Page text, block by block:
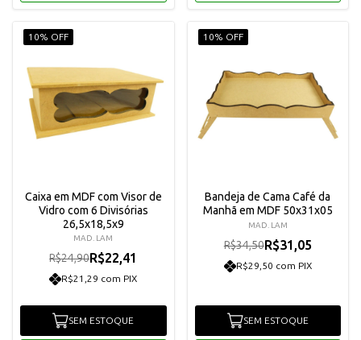
10% OFF
Caixa em MDF com Visor de
Vidro com 6 Divisórias
26,5x18,5x9
MAD. LAM
R$24,90R$22,41
R$21,29 com PIX
SEM ESTOQUE
10% OFF
Bandeja de Cama Café da
Manhã em MDF 50x31x05
MAD. LAM
R$34,50R$31,05
R$29,50 com PIX
SEM ESTOQUE